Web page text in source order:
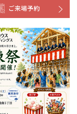
ご来場予約